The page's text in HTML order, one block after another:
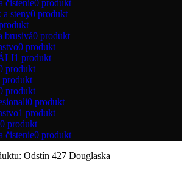
čistenie0 produkt
a steny0 produkt
brusivá0 produkt
0 produkt
1 produkt
produkt
produkt
produkt
0 produkt
1 produkt
0 produkt
čistenie0 produkt
Odstín 427 Douglaska